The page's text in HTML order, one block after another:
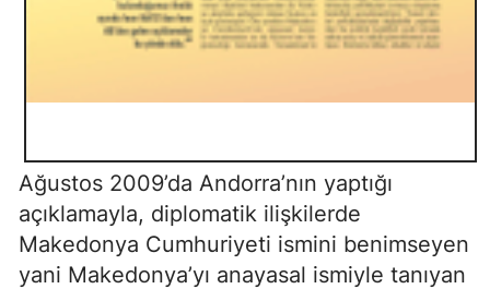
Ağustos 2009’da Andorra’nın yaptığı
açıklamayla, diplomatik ilişkilerde
Makedonya Cumhuriyeti ismini benimseyen
yani Makedonya’yı anayasal ismiyle tanıyan